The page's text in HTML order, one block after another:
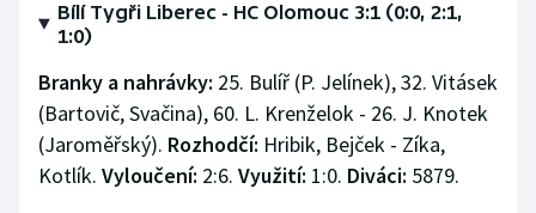
Bílí Tygři Liberec - HC Olomouc 3:1 (0:0, 2:1,
1:0)
Branky a nahrávky: 25. Bulíř (P. Jelínek), 32. Vitásek
(Bartovič, Svačina), 60. L. Krenželok - 26. J. Knotek
(Jaroměřský). Rozhodčí: Hribik, Bejček - Zíka,
Kotlík. Vyloučení: 2:6. Využití: 1:0. Diváci: 5879.